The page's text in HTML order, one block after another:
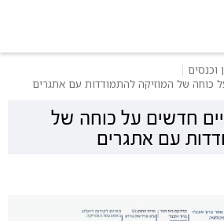
וכנסים
כוחה של המוזיקה להתמודדות עם אתגרים
חדשים על כוחה של
עם אתגרים